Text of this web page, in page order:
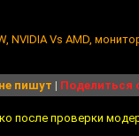
NVIDIA Vs AMD,
пишут | Поделиться
после проверки